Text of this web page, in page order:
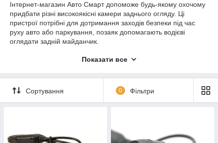
Інтернет-магазин Авто Смарт допоможе будь-якому охочому
придбати різні високоякісні камери заднього огляду. Ці
пристрої потрібні для дотримання заходів безпеки під час
руху авто або паркування, позаяк допомагають водієві
оглядати задній майданчик.
в спеціально підготовлене в автомобілі місце, або
заднього огляду. Отже, за допомогою одного інтернет-
ресурсу ви отримуєте і новий пристрій, і всю необхідну до
Показати все
Сортування 0 Фільтри